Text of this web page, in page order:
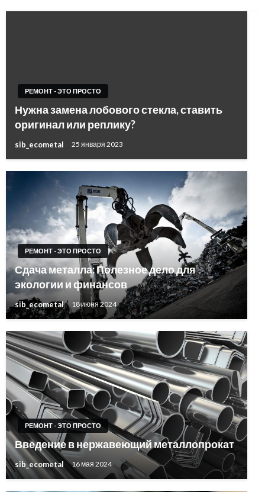
РЕМОНТ - ЭТО ПРОСТО
Нужна замена лобового стекла, ставить
оригинал или реплику?
sib_ecometal 25 января 2023
РЕМОНТ - ЭТО ПРОСТО
Сдача металла: Полезное дело для
экологии и финансов
sib_ecometal 18 июня 2024
РЕМОНТ - ЭТО ПРОСТО
Введение в нержавеющий металлопрокат
sib_ecometal 16 мая 2024